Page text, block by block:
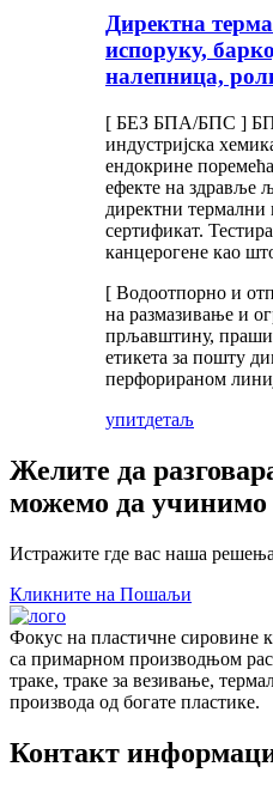
Директна
испоруку,
налепница,
[ БЕЗ БПА/БПС ]
индустријска
ендокрине
ефекте на здравље
директни
сертификат.
канцерогене као
[ Водоотпорно и
на размазивање и
прљавштину,
етикета за пошту
перфорираном
упитдетаљ
Желите да
можемо да учинимо
Истражите где вас наша
Кликните на Пошаљи
Фокус на пластичне сировине
са примарном производњом
траке, траке за везивање,
производа од богате пластике.
Контакт